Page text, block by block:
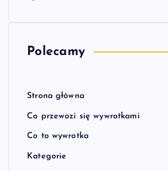
Polecamy
Strona główna
Co przewozi się wywrotkami
Co to wywrotka
Kategorie